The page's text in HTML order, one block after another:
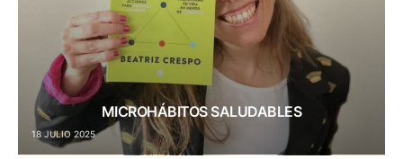
MICROHÁBITOS SALUDABLES
18 JULIO 2025